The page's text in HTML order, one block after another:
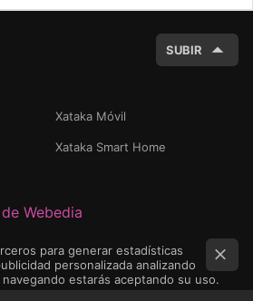
SUBIR
Xataka Móvil
Xataka Smart Home
Webedia
para generar estadísticas
personalizada analizando
estarás aceptando su uso.